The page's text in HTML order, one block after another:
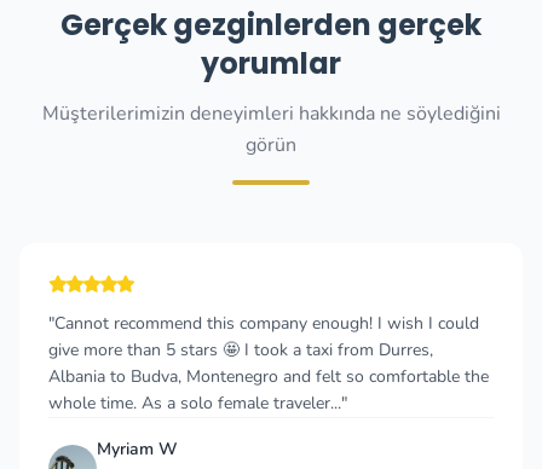
Gerçek gezginlerden gerçek
yorumlar
Müşterilerimizin deneyimleri hakkında ne söylediğini
görün
enough! I wish I could
a taxi from Durres,
and felt so comfortable the
traveler..."
"Really good experience.
and the price was fair. The
friendly and drove with
travelling with our young